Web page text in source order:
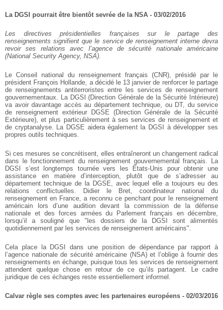
La DGSI pourrait être bientôt sevrée de la NSA - 03/02/2016
Les directives présidentielles françaises sur le partage des
renseignements signifient que le service de renseignement interne devra
revoir ses relations avec l’agence de sécurité nationale américaine
(National Security Agency, NSA).
Le Conseil national du renseignement français (CNR), présidé par le
président François Hollande, a décidé le 13 janvier de renforcer le partage
de renseignements antiterroristes entre les services de renseignement
gouvernementaux. La DGSI (Direction Générale de la Sécurité Intérieure)
va avoir davantage accès au département technique, ou DT, du service
de renseignement extérieur DGSE (Direction Générale de la Sécurité
Extérieure), et plus particulièrement à ses services de renseignement et
de cryptanalyse. La DGSE aidera également la DGSI à développer ses
propres outils techniques.
Si ces mesures se concrétisent, elles entraîneront un changement radical
dans le fonctionnement du renseignement gouvernemental français. La
DGSI s’est longtemps tournée vers les États-Unis pour obtenir une
assistance en matière d’interception, plutôt que de s’adresser au
département technique de la DGSE, avec lequel elle a toujours eu des
relations conflictuelles. Didier le Bret, coordinateur national du
renseignement en France, a reconnu ce penchant pour le renseignement
américain lors d’une audition devant la commission de la défense
nationale et des forces armées du Parlement français en décembre,
lorsqu’il a souligné que "les dossiers de la DGSI sont alimentés
quotidiennement par les services de renseignement américains".
Cela place la DGSI dans une position de dépendance par rapport à
l’agence nationale de sécurité américaine (NSA) et l’oblige à fournir des
renseignements en échange, puisque tous les services de renseignement
attendent quelque chose en retour de ce qu’ils partagent. Le cadre
juridique de ces échanges reste essentiellement informel.
Calvar règle ses comptes avec les partenaires européens - 02/03/2016